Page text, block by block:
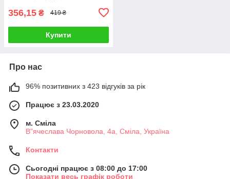
356,15 ₴ 419 ₴
Купити
Про нас
96% позитивних з 423 відгуків за рік
Працює з 23.03.2020
м. Сміла
В"ячеслава Чорновола, 4а, Сміла, Україна
Контакти
Сьогодні працює з 08:00 до 17:00
Показати весь графік роботи